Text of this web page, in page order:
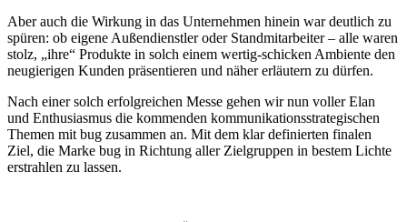
Aber auch die Wirkung in das Unternehmen hinein war deutlich zu
spüren: ob eigene Außendienstler oder Standmitarbeiter – alle waren
stolz, „ihre“ Produkte in solch einem wertig-schicken Ambiente den
neugierigen Kunden präsentieren und näher erläutern zu dürfen.
Nach einer solch erfolgreichen Messe gehen wir nun voller Elan
und Enthusiasmus die kommenden kommunikationsstrategischen
Themen mit bug zusammen an. Mit dem klar definierten finalen
Ziel, die Marke bug in Richtung aller Zielgruppen in bestem Lichte
erstrahlen zu lassen.